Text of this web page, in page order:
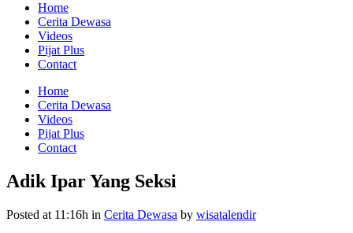
Home
Cerita Dewasa
Videos
Pijat Plus
Contact
Home
Cerita Dewasa
Videos
Pijat Plus
Contact
Adik Ipar Yang Seksi
Posted at 11:16h in Cerita Dewasa by wisatalendir